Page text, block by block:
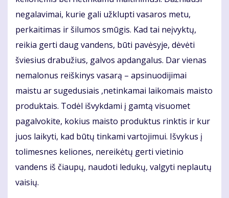
negalavimai, kurie gali užklupti vasaros metu,
perkaitimas ir šilumos smūgis. Kad tai neįvyktų,
reikia gerti daug vandens, būti pavėsyje, dėvėti
šviesius drabužius, galvos apdangalus. Dar vienas
nemalonus reiškinys vasarą – apsinuodijimai
maistu ar sugedusiais ,netinkamai laikomais maisto
produktais. Todėl išvykdami į gamtą visuomet
pagalvokite, kokius maisto produktus rinktis ir kur
juos laikyti, kad būtų tinkami vartojimui. Išvykus į
tolimesnes keliones, nereikėtų gerti vietinio
vandens iš čiaupų, naudoti ledukų, valgyti neplautų
vaisių.